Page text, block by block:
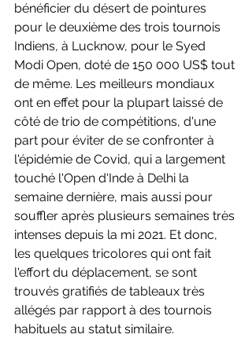
bénéficier du désert de pointures
pour le deuxième des trois tournois
Indiens, à Lucknow, pour le Syed
Modi Open, doté de 150 000 US$ tout
de même. Les meilleurs mondiaux
ont en effet pour la plupart laissé de
côté de trio de compétitions, d'une
part pour éviter de se confronter à
l'épidémie de Covid, qui a largement
touché l'Open d'Inde à Delhi la
semaine dernière, mais aussi pour
souffler après plusieurs semaines très
intenses depuis la mi 2021. Et donc,
les quelques tricolores qui ont fait
l'effort du déplacement, se sont
trouvés gratifiés de tableaux très
allégés par rapport à des tournois
habituels au statut similaire.